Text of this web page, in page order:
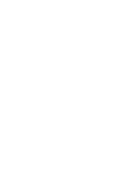
modo da poterci stampare sopra